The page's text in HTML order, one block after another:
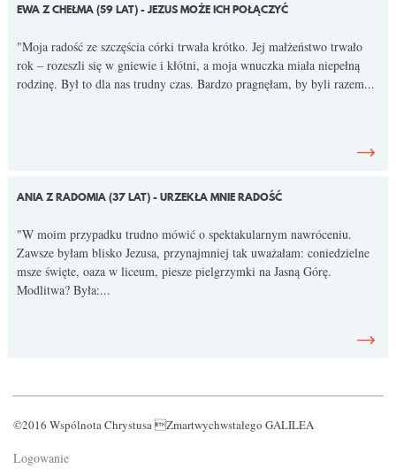
EWA Z CHEŁMA (59 LAT) - JEZUS MOŻE ICH POŁĄCZYĆ
"Moja radość ze szczęścia córki trwała krótko. Jej małżeństwo trwało
rok – rozeszli się w gniewie i kłótni, a moja wnuczka miała niepełną
rodzinę. Był to dla nas trudny czas. Bardzo pragnęłam, by byli razem...
ANIA Z RADOMIA (37 LAT) - URZEKŁA MNIE RADOŚĆ
"W moim przypadku trudno mówić o spektakularnym nawróceniu.
Zawsze byłam blisko Jezusa, przynajmniej tak uważałam: coniedzielne
msze święte, oaza w liceum, piesze pielgrzymki na Jasną Górę.
Modlitwa? Była:...
©2016 Wspólnota Chrystusa Zmartwychwstałego GALILEA
Logowanie